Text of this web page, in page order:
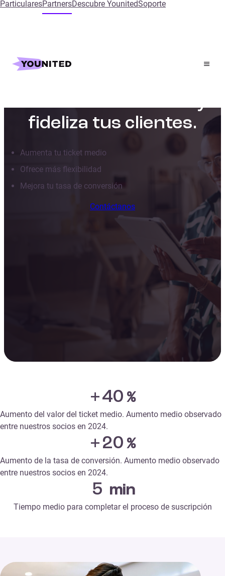
ParticularesPartnersDescubre YounitedSoporte
aumenta tus ventas y
fideliza tus clientes.
Aumenta tu ticket medio
Ofrece más flexibilidad
Mejora tu tasa de conversión
Contáctanos
+40 %
Aumento del valor del ticket medio. Aumento medio observado
entre nuestros socios en 2024.
+20 %
Aumento de la tasa de conversión. Aumento medio observado
entre nuestros socios en 2024.
5 min
Tiempo medio para completar el proceso de suscripción